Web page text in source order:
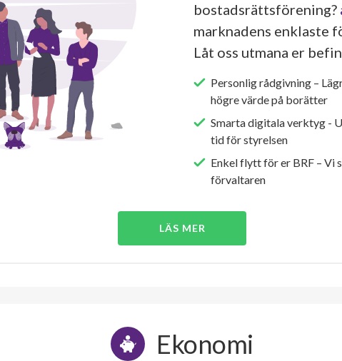
bostadsrättsförening?
marknadens enklaste
Låt oss utmana er
Personlig rådgivning –
högre värde på borätter
Smarta digitala verktyg -
tid för styrelsen
Enkel flytt för er BRF – Vi
förvaltaren
LÄS MER
Ekonomi